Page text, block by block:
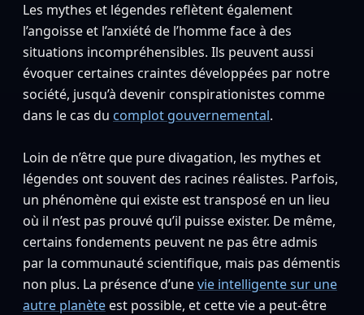
Les mythes et légendes reflètent également
l’angoisse et l’anxiété de l’homme face à des
situations incompréhensibles. Ils peuvent aussi
évoquer certaines craintes développées par notre
société, jusqu’à devenir conspirationistes comme
dans le cas du complot gouvernemental.
Loin de n’être que pure divagation, les mythes et
légendes ont souvent des racines réalistes. Parfois,
un phénomène qui existe est transposé en un lieu
où il n’est pas prouvé qu’il puisse exister. De même,
certains fondements peuvent ne pas être admis
par la communauté scientifique, mais pas démentis
non plus. La présence d’unevie intelligente sur une
autre planète est possible, et cette vie a peut-être